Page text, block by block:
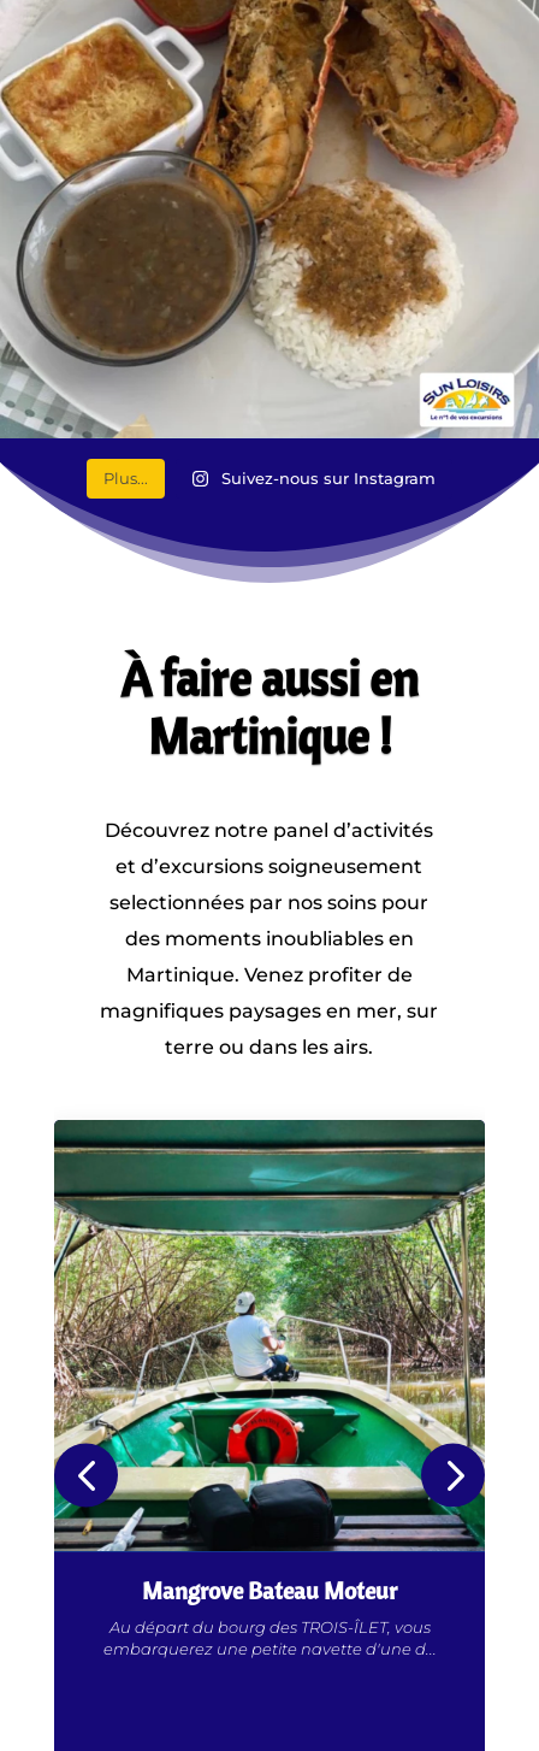
Plus... Suivez-nous sur Instagram
À faire aussi en
Martinique !
Découvrez notre panel d’activités
et d’excursions soigneusement
selectionnées par nos soins pour
des moments inoubliables en
Martinique. Venez profiter de
magnifiques paysages en mer, sur
terre ou dans les airs.
Mangrove Bateau Moteur
Au départ du bourg des TROIS-ÎLET, vous
embarquerez une petite navette d'une d...